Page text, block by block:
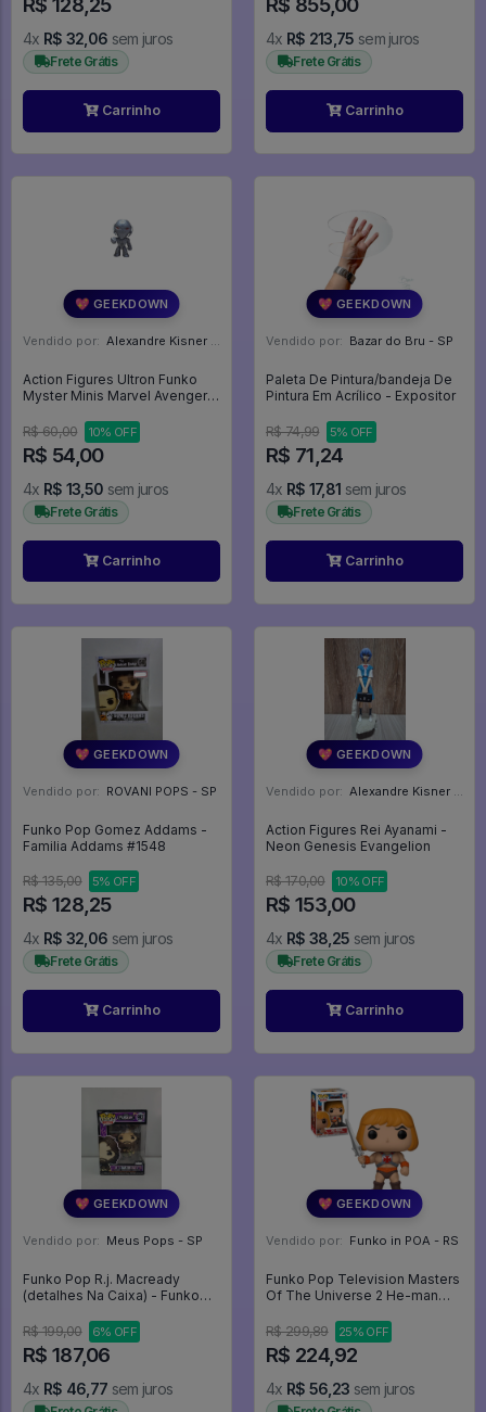
4x R$ 32,06 sem juros
Frete Grátis
Carrinho
4x R$ 213,75 sem juros
Frete Grátis
Carrinho
💖 GEEKDOWN
Vendido por: Alexandre Kisner - PR
Action Figures Ultron Funko
Myster Minis Marvel Avengers
R$ 60,00
10% OFF
R$ 54,00
4x R$ 13,50 sem juros
Frete Grátis
Carrinho
💖 GEEKDOWN
Vendido por: Bazar do Bru - SP
Paleta De Pintura/bandeja De
Pintura Em Acrílico - Expositor
R$ 74,99 5% OFF
R$ 71,24
4x R$ 17,81 sem juros
Frete Grátis
Carrinho
💖 GEEKDOWN
Vendido por: ROVANI POPS - SP
Funko Pop Gomez Addams -
Familia Addams #1548
R$ 135,00 5% OFF
R$ 128,25
4x R$ 32,06 sem juros
Frete Grátis
Carrinho
💖 GEEKDOWN
Vendido por: Alexandre Kisner - PR
Action Figures Rei Ayanami -
Neon Genesis Evangelion
R$ 170,00 10% OFF
R$ 153,00
4x R$ 38,25 sem juros
Frete Grátis
Carrinho
💖 GEEKDOWN
Vendido por: Meus Pops - SP
Funko Pop R.j. Macready
(detalhes Na Caixa) - Funko
R$ 199,00
6% OFF
R$ 187,06
4x R$ 46,77 sem juros
💖 GEEKDOWN
Vendido por: Funko in POA - RS
Funko Pop Television Masters
Of The Universe 2 He-man
Television #991
R$ 299,89 25% OFF
R$ 224,92
4x R$ 56,23 sem juros